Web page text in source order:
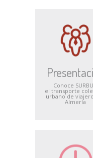
Conoce
el transporte
urbano de
Almería